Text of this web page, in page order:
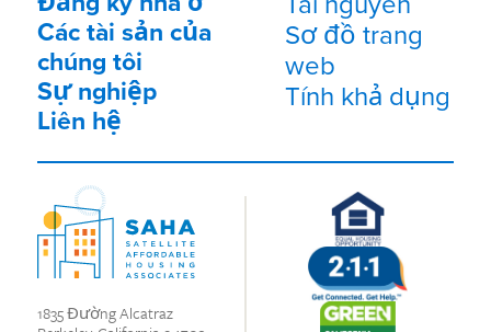
1835 Đường Alcatraz
Các tài sản của
chúng tôi
Sự nghiệp
Liên hệ
Sơ đồ trang
web
Tính khả dụng